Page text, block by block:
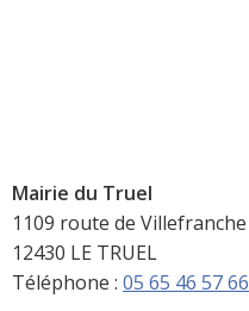
Mairie du Truel
1109 route de Villefranche
12430 LE TRUEL
Téléphone : 05 65 46 57 66